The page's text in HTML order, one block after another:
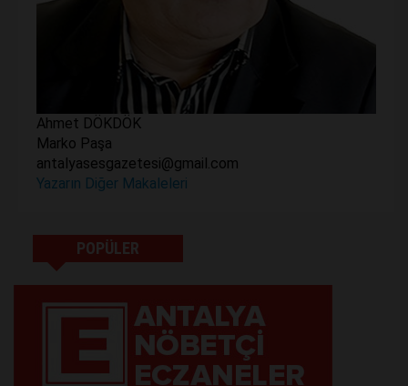
Ahmet DÖKDÖK
Marko Paşa
antalyasesgazetesi@gmail.com
Yazarın Diğer Makaleleri
POPÜLER